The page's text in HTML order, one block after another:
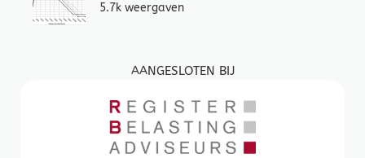
5.7k weergaven
AANGESLOTEN BIJ